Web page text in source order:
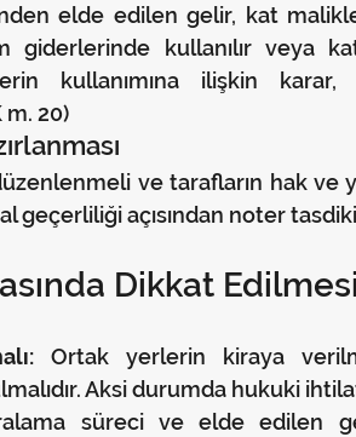
elde edilen gelir, kat
giderlerinde kullanılır veya
kullanımına ilişkin
m. 20)
ve tarafların hak ve
geçerliliği açısından noter
Dikkat
Ortak yerlerin kiraya
Aksi durumda hukuki
süreci ve elde edilen